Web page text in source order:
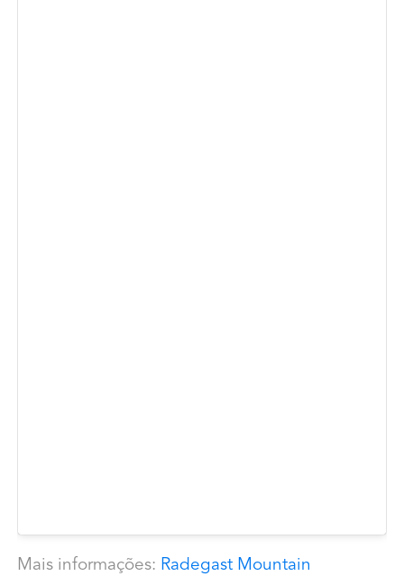
Mais informações: Radegast Mountain